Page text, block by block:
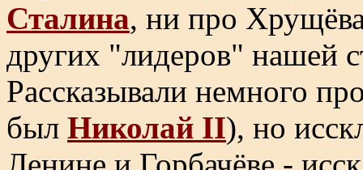
Сталина, ни про
других "лидеров" нашей
Рассказывали немного
был Николай II), но